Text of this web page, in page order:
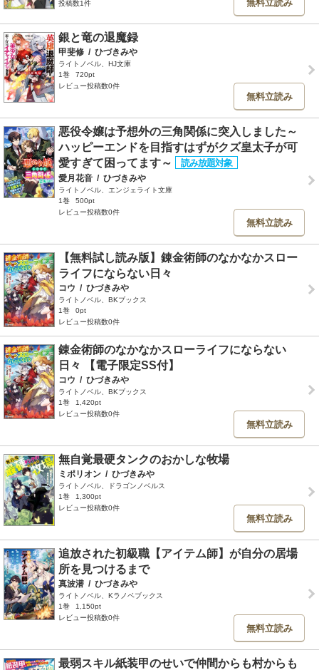
投稿数1件 無料立読み
銀と竜の退魔録
甲斐修 / ひづきみや
ライトノベル、HJ文庫
1巻
720pt
レビュー投稿数0件
無料立読み
悪役令嬢は予想外の三角関係に突入しました～
ハッピーエンドを目指すはずがクズ皇太子が可
愛すぎて困ってます～
愛月花音 / ひづきみや
ライトノベル、エンジェライト文庫
1巻
500pt
レビュー投稿数0件
無料立読み
【無料試し読み版】錬金術師のなかなかスロー
ライフにならない日々
コウ / ひづきみや
ライトノベル、BKブックス
1巻
0pt
レビュー投稿数0件
錬金術師のなかなかスローライフにならない
日々 【電子限定SS付】
コウ / ひづきみや
ライトノベル、BKブックス
1巻
1,420pt
レビュー投稿数0件
無料立読み
無自覚最硬タンクのおかしな牧場
ミポリオン / ひづきみや
ライトノベル、ドラゴンノベルス
1巻
1,300pt
レビュー投稿数0件
無料立読み
追放された初級職【アイテム師】が自分の居場
所を見つけるまで
真波潜 / ひづきみや
ライトノベル、Kラノベブックス
1巻
1,150pt
レビュー投稿数0件
無料立読み
最弱スキル紙装甲のせいで仲間からも村からも